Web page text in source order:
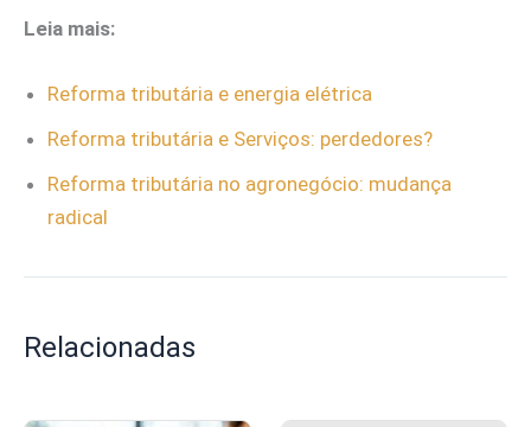
Leia mais:
Reforma tributária e energia elétrica
Reforma tributária e Serviços: perdedores?
Reforma tributária no agronegócio: mudança
radical
Relacionadas